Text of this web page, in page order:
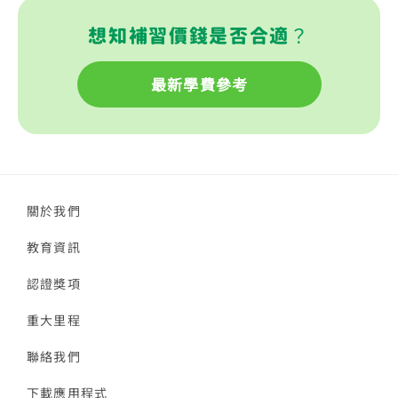
想知補習價錢是否合適？
最新學費參考
關於我們
教育資訊
認證獎項
重大里程
聯絡我們
下載應用程式